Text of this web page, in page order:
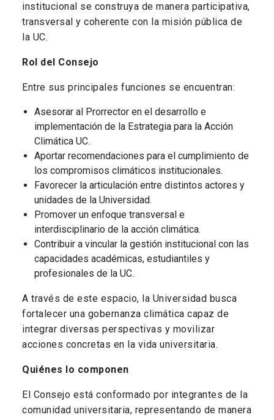
institucional se construya de manera participativa,
transversal y coherente con la misión pública de
la UC.
Rol del Consejo
Entre sus principales funciones se encuentran:
Asesorar al Prorrector en el desarrollo e
implementación de la Estrategia para la Acción
Climática UC.
Aportar recomendaciones para el cumplimiento de
los compromisos climáticos institucionales.
Favorecer la articulación entre distintos actores y
unidades de la Universidad.
Promover un enfoque transversal e
interdisciplinario de la acción climática.
Contribuir a vincular la gestión institucional con las
capacidades académicas, estudiantiles y
profesionales de la UC.
A través de este espacio, la Universidad busca
fortalecer una gobernanza climática capaz de
integrar diversas perspectivas y movilizar
acciones concretas en la vida universitaria.
Quiénes lo componen
El Consejo está conformado por integrantes de la
comunidad universitaria, representando de manera